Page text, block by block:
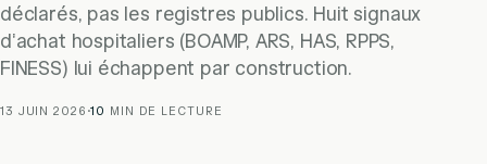
déclarés, pas les registres publics. Huit signaux
d'achat hospitaliers (BOAMP, ARS, HAS, RPPS,
FINESS) lui échappent par construction.
13 JUIN 2026 ·10 MIN DE LECTURE